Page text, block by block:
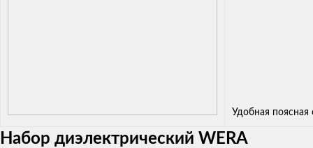
Удобная поясная
Набор диэлектрический WERA